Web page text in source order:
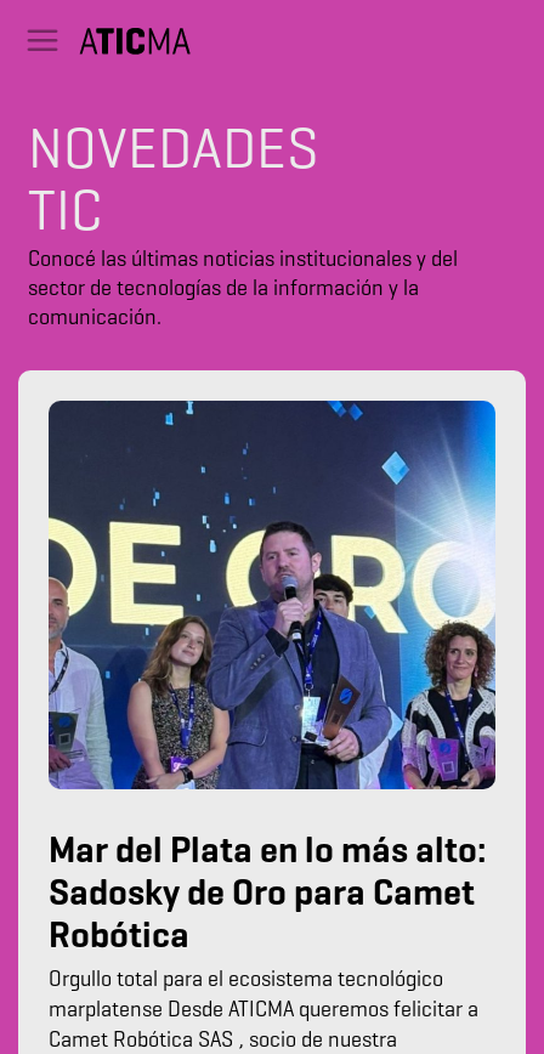
NOVEDADES
TIC
Conocé las últimas noticias institucionales y del
sector de tecnologías de la información y la
comunicación.
Mar del Plata en lo más alto:
Sadosky de Oro para Camet
Robótica
Orgullo total para el ecosistema tecnológico
marplatense Desde ATICMA queremos felicitar a
Camet Robótica SAS , socio de nuestra